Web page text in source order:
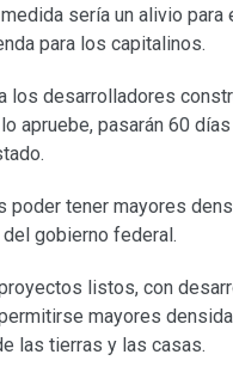
sería un alivio
para los capitalinos.
los desarrolladores
apruebe, pasarán 60
tener mayores
gobierno federal.
listos, con
mayores
las tierras y las casas.